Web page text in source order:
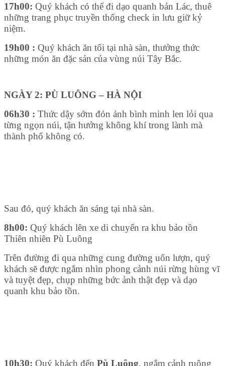
17h00: Quý khách có thể đi dạo quanh bản Lác, thuê
những trang phục truyền thống check in lưu giữ kỷ
niệm.
19h00 : Quý khách ăn tối tại nhà sàn, thưởng thức
những món ăn đặc sản của vùng núi Tây Bắc.
NGÀY 2: PÙ LUÔNG – HÀ NỘI
06h30 : Thức dậy sớm đón ánh bình minh len lỏi qua
từng ngọn núi, tận hưởng không khí trong lành mà
thành phố không có.
Sau đó, quý khách ăn sáng tại nhà sàn.
8h00: Quý khách lên xe di chuyển ra khu bảo tồn
Thiên nhiên Pù Luông
Trên đường đi qua những cung đường uốn lượn, quý
khách sẽ được ngắm nhìn phong cảnh núi rừng hùng vĩ
và tuyệt đẹp, chụp những bức ảnh thật đẹp và dạo
quanh khu bảo tồn.
10h30: Quý khách đến Pù Luông, ngắm cảnh ruộng